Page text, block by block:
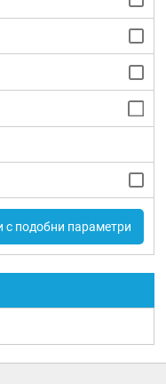
с подобни параметри